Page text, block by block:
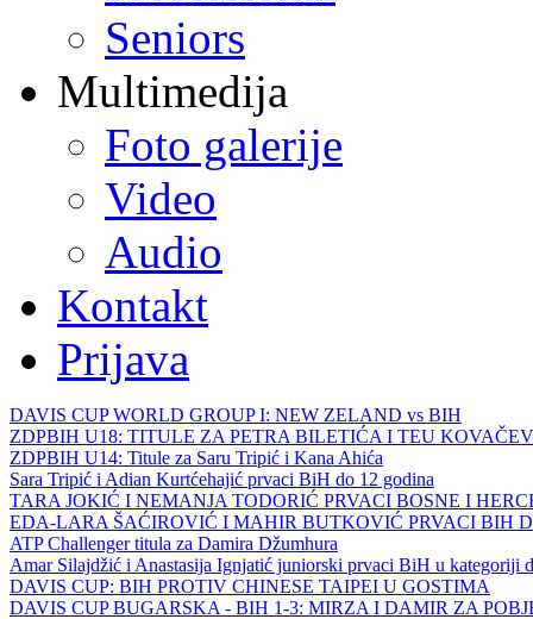
Seniors
Multimedija
Foto galerije
Video
Audio
Kontakt
Prijava
DAVIS CUP WORLD GROUP I: NEW ZELAND vs BIH
ZDPBIH U18: TITULE ZA PETRA BILETIĆA I TEU
ZDPBIH U14: Titule za Saru Tripić i Kana Ahića
Sara Tripić i Adian Kurtćehajić prvaci BiH do 12 godina
TARA JOKIĆ I NEMANJA TODORIĆ PRVACI BOSNE I
EDA-LARA ŠAĆIROVIĆ I MAHIR BUTKOVIĆ PRVACI BIH
ATP Challenger titula za Damira Džumhura
Amar Silajdžić i Anastasija Ignjatić juniorski prvaci BiH u kategoriji
DAVIS CUP: BIH PROTIV CHINESE TAIPEI U GOSTIMA
DAVIS CUP BUGARSKA - BIH 1-3: MIRZA I DAMIR ZA